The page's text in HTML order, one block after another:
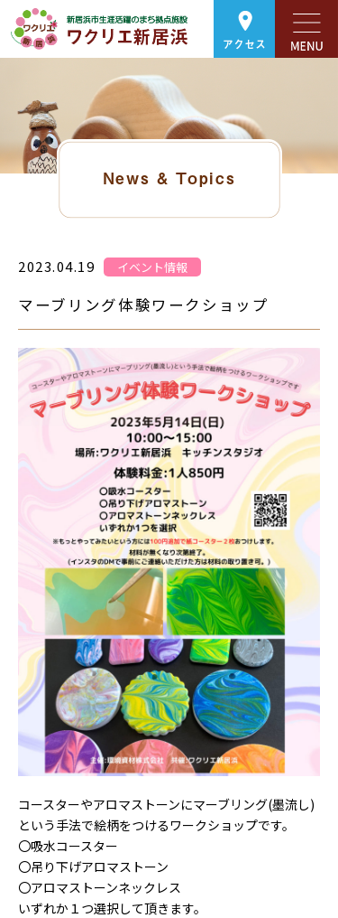
アクセス
News & Topics
2023.04.19 イベント情報
マーブリング体験ワークショップ
コースターやアロマストーンにマーブリング(墨流し)
という手法で絵柄をつけるワークショップです。
〇吸水コースター
〇吊り下げアロマストーン
〇アロマストーンネックレス
いずれか１つ選択して頂きます。